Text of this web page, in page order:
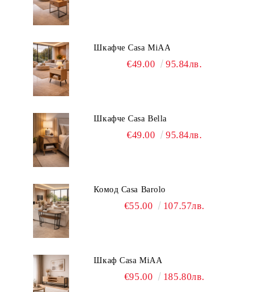
Шкафче Casa MiAA
€49.00 95.84лв.
Шкафче Casa Bella
€49.00 95.84лв.
Комод Casa Barolo
€55.00 107.57лв.
Шкаф Casa MiAA
€95.00 185.80лв.